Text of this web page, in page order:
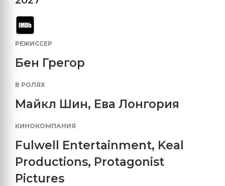
РЕЖИССЕР
Бен Грегор
В РОЛЯХ
Майкл Шин, Ева Лонгория
КИНОКОМПАНИЯ
Fulwell Entertainment, Keal
Productions, Protagonist
Pictures